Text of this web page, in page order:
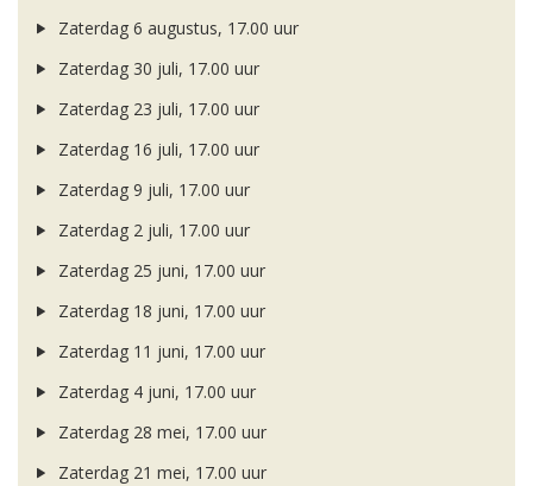
Zaterdag 6 augustus, 17.00 uur
Zaterdag 30 juli, 17.00 uur
Zaterdag 23 juli, 17.00 uur
Zaterdag 16 juli, 17.00 uur
Zaterdag 9 juli, 17.00 uur
Zaterdag 2 juli, 17.00 uur
Zaterdag 25 juni, 17.00 uur
Zaterdag 18 juni, 17.00 uur
Zaterdag 11 juni, 17.00 uur
Zaterdag 4 juni, 17.00 uur
Zaterdag 28 mei, 17.00 uur
Zaterdag 21 mei, 17.00 uur